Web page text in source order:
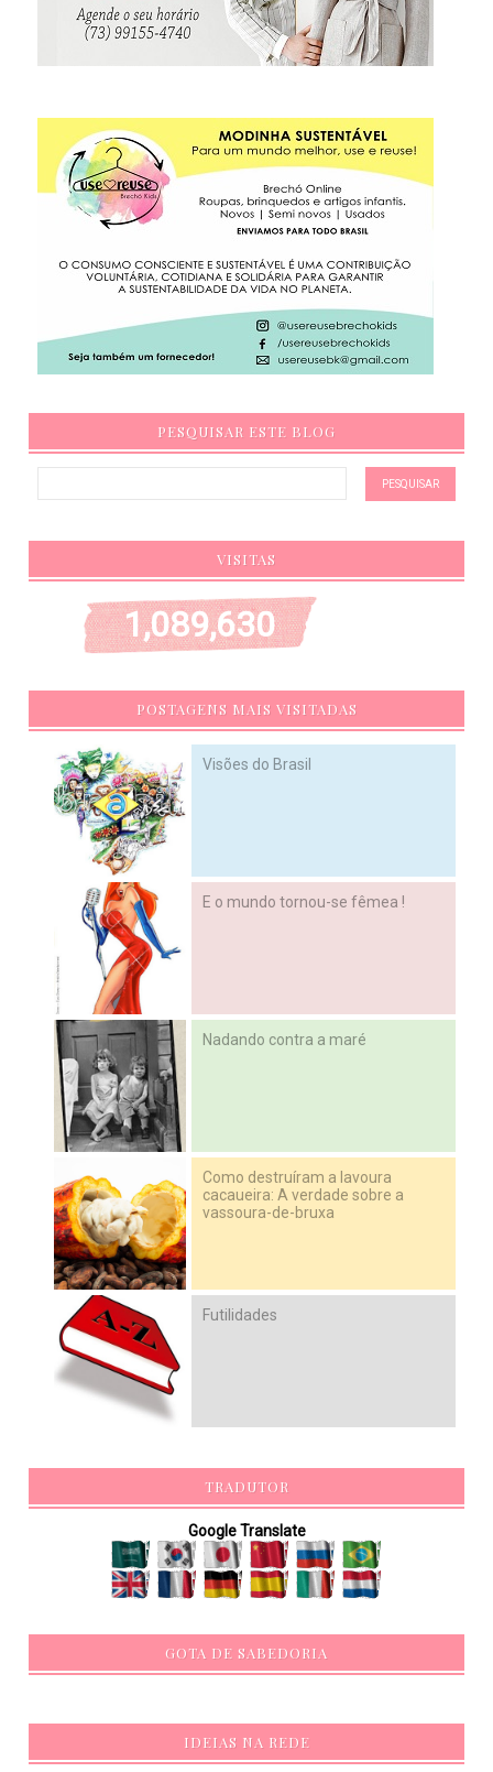
PESQUISAR ESTE BLOG
VISITAS
1,089,630
POSTAGENS MAIS VISITADAS
Visões do Brasil
E o mundo tornou-se fêmea !
Nadando contra a maré
Como destruíram a lavoura
cacaueira: A verdade sobre a
vassoura-de-bruxa
Futilidades
TRADUTOR
Google Translate
GOTA DE SABEDORIA
IDEIAS NA REDE